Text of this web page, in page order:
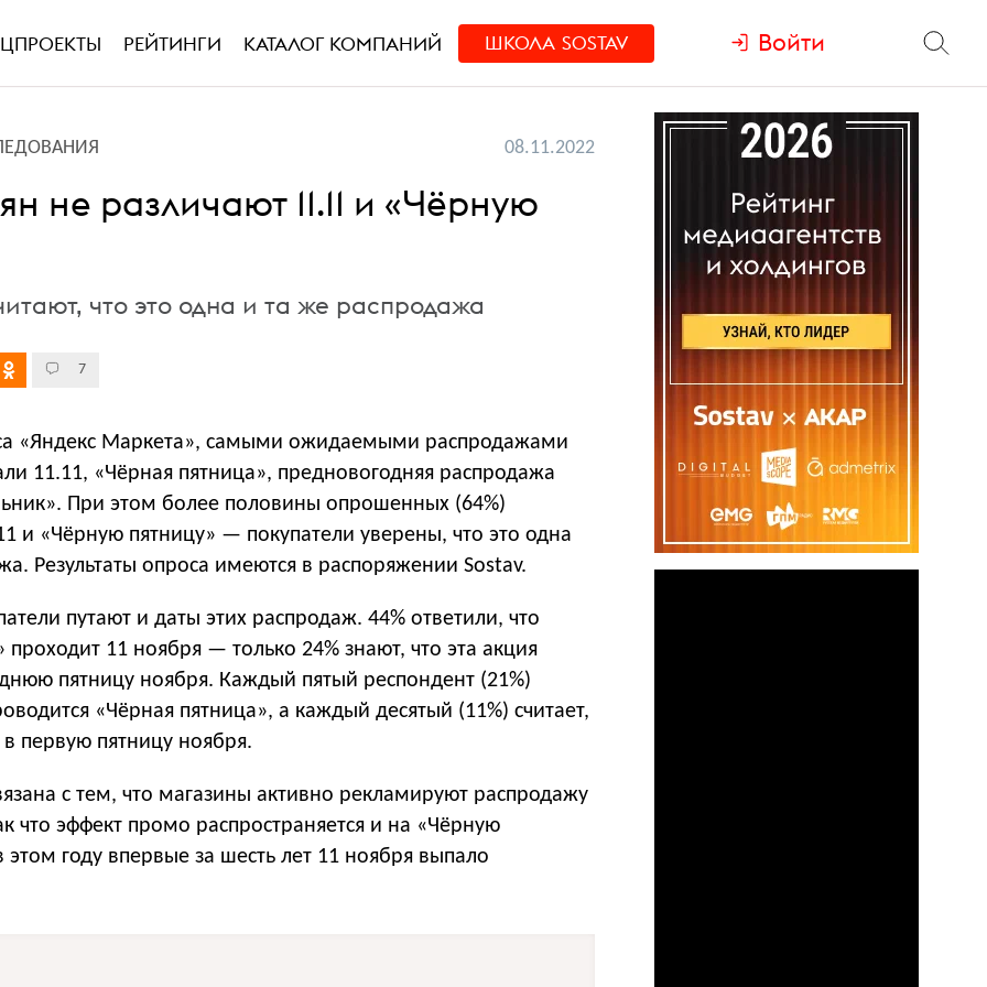
РЕЙТИНГИ КАТАЛОГ КОМПАНИЙ ШКОЛА SOSTAV Войти
08.11.2022
не различают 11.11 и «Чёрную
что это одна и та же распродажа
7
«Яндекс Маркета», самыми ожидаемыми распродажами
11.11, «Чёрная пятница», предновогодняя распродажа
При этом более половины опрошенных (64%)
и «Чёрную пятницу» — покупатели уверены, что это одна
Результаты опроса имеются в распоряжении Sostav.
путают и даты этих распродаж. 44% ответили, что
проходит 11 ноября — только 24% знают, что эта акция
пятницу ноября. Каждый пятый респондент (21%)
«Чёрная пятница», а каждый десятый (11%) считает,
первую пятницу ноября.
с тем, что магазины активно рекламируют распродажу
что эффект промо распространяется и на «Чёрную
этом году впервые за шесть лет 11 ноября выпало